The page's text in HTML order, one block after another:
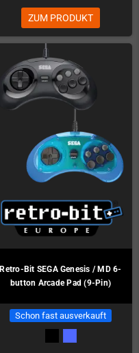
ZUM PRODUKT
Retro-Bit SEGA Genesis / MD 6-
button Arcade Pad (9-Pin)
Schon fast ausverkauft